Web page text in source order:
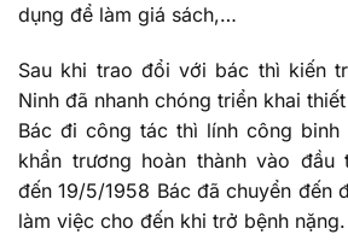
dụng để làm giá sách,…
Sau khi trao đổi với bác thì kiến
Ninh đã nhanh chóng triển khai
Bác đi công tác thì lính công
khẩn trương hoàn thành vào đầu
đến 19/5/1958 Bác đã chuyển đến
làm việc cho đến khi trở bệnh nặng.